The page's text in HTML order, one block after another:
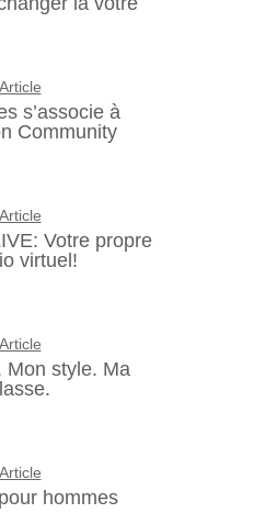
Article
s’associe à
Community
Article
Votre propre
virtuel!
Article
Mon style. Ma
Article
hommes